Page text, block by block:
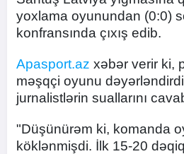
yoxlama oyunundan (0:0)
konfransında çıxış edib.
Apasport.az xəbər verir ki,
məşqçi oyunu
jurnalistlərin suallarını
"Düşünürəm ki, komanda
köklənmişdi. İlk 15-20